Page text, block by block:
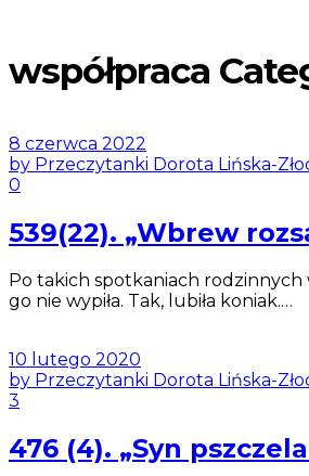
współpraca
8 czerwca 2022
by Przeczytanki Dorota Lińska-
0
539(22). „Wbrew
Po takich spotkaniach rodzinnych
go nie wypiła. Tak, lubiła koniak.…
10 lutego 2020
by Przeczytanki Dorota Lińska-
3
476 (4). „Syn